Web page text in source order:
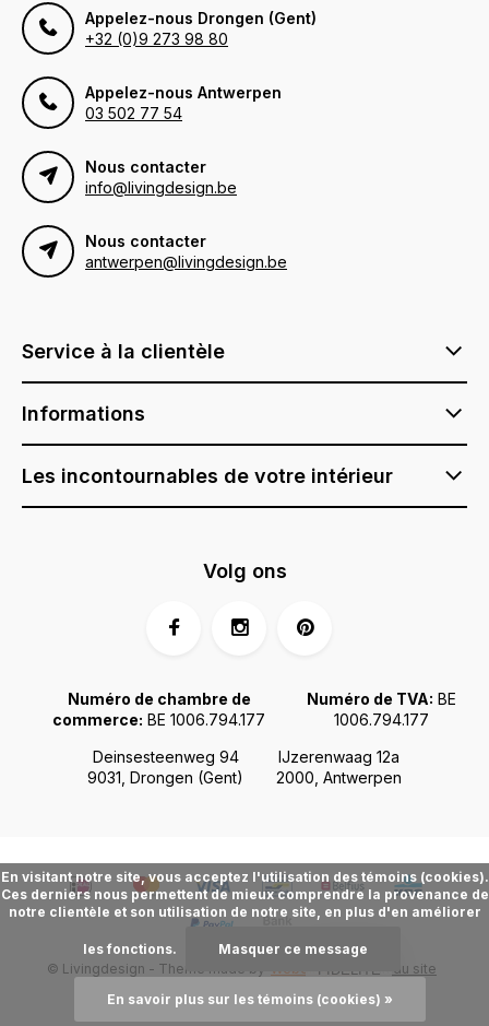
Appelez-nous Drongen (Gent)
+32 (0)9 273 98 80
Appelez-nous Antwerpen
03 502 77 54
Nous contacter
info@livingdesign.be
Nous contacter
antwerpen@livingdesign.be
Service à la clientèle
Informations
Les incontournables de votre intérieur
Deinsesteenweg 94
9031, Drongen (Gent)
IJzerenwaag 12a
2000, Antwerpen
Numéro de chambre de
commerce: BE 1006.794.177
Numéro de TVA: BE
1006.794.177
Volg ons
© Livingdesign - Theme made by Webdinge.nl Plan du site
En visitant notre site, vous acceptez l'utilisation des témoins (cookies).
Ces derniers nous permettent de mieux comprendre la provenance de
notre clientèle et son utilisation de notre site, en plus d'en améliorer
les fonctions. Masquer ce message
En savoir plus sur les témoins (cookies) »
FIDÉLITÉ